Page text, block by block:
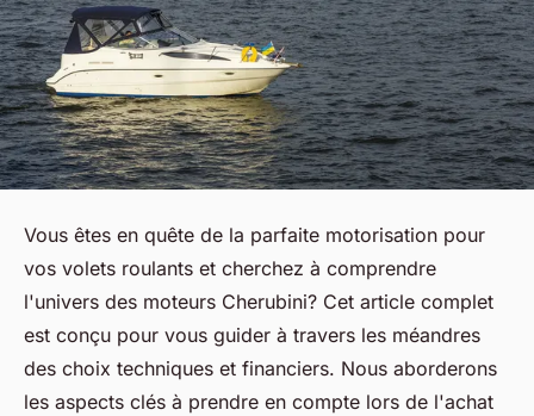
Vous êtes en quête de la parfaite motorisation pour
vos volets roulants et cherchez à comprendre
l'univers des moteurs Cherubini? Cet article complet
est conçu pour vous guider à travers les méandres
des choix techniques et financiers. Nous aborderons
les aspects clés à prendre en compte lors de l'achat